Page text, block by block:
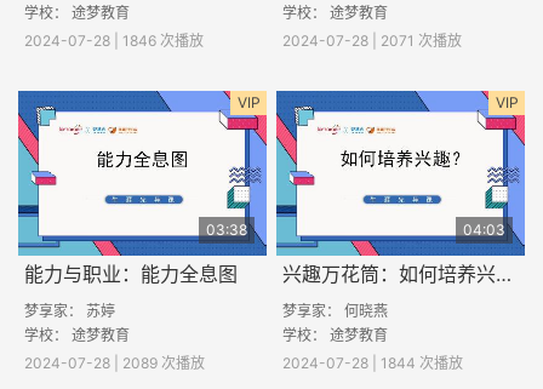
学校： 途梦教育
2024-07-28 | 1846 次播放
学校： 途梦教育
2024-07-28 | 2071 次播放
VIP
03:38
能力与职业：能力全息图
梦享家： 苏婷
学校： 途梦教育
2024-07-28 | 2089 次播放
VIP
04:03
兴趣万花筒：如何培养兴趣？
梦享家： 何晓燕
学校： 途梦教育
2024-07-28 | 1844 次播放